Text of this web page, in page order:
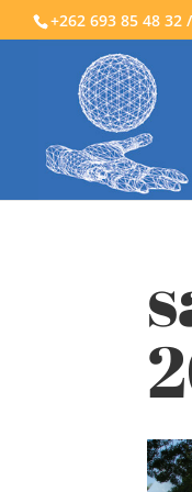
+262 693 85 48 32